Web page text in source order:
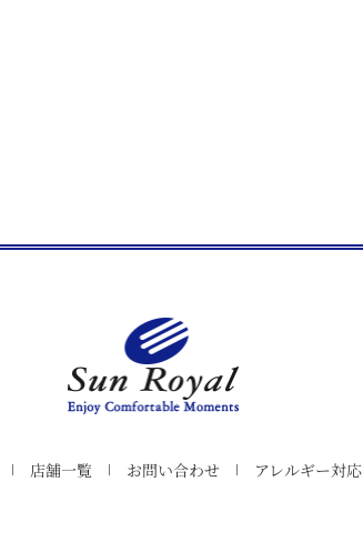
店舗一覧 お問い合わせ アレルギー対応